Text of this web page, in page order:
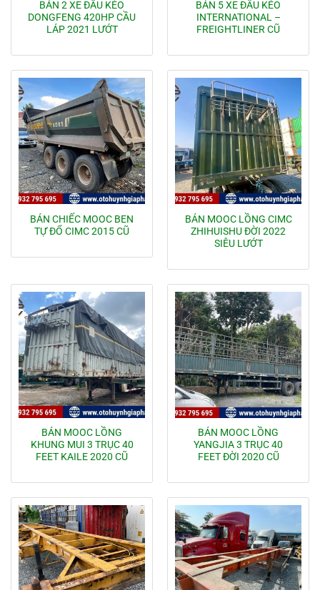
BÁN 2 XE ĐẦU KÉO
DONGFENG 420HP CẦU
LÁP 2021 LƯỚT
BÁN 5 XE ĐẦU KÉO
INTERNATIONAL –
FREIGHTLINER CŨ
BÁN CHIẾC MOOC BEN
TỰ ĐỔ CIMC 2015 CŨ
BÁN MOOC LỒNG CIMC
ZHIHUISHU ĐỜI 2022
SIÊU LƯỚT
BÁN MOOC LỒNG
KHUNG MUI 3 TRỤC 40
FEET KAILE 2020 CŨ
BÁN MOOC LỒNG
YANGJIA 3 TRỤC 40
FEET ĐỜI 2020 CŨ